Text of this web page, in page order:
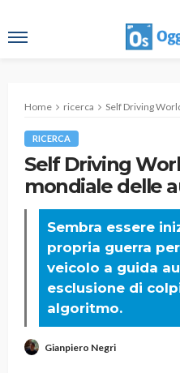
Home ricerca Self Driving World
RICERCA
Self Driving
mondiale delle
Sembra essere
propria guerra
veicolo a guida
esclusione di
algoritmo.
Gianpiero Negri